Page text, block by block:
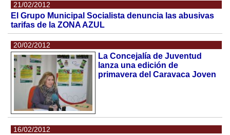
21/02/2012
El Grupo Municipal Socialista denuncia las abusivas
tarifas de la ZONA AZUL
20/02/2012
La Concejalía de Juventud
lanza una edición de
primavera del Caravaca Joven
16/02/2012